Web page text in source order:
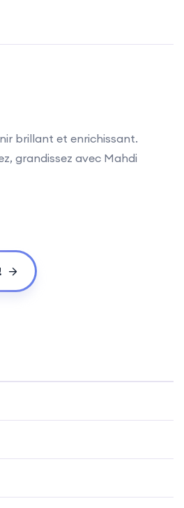
brillant et enrichissant.
grandissez avec Mahdi